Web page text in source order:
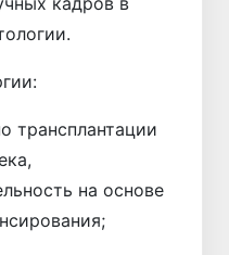
трансплантации
на основе